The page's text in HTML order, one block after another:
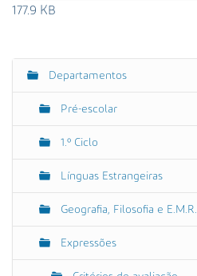
n
d
177.9 KB
N
Departamentos
Pré-escolar
1.º Ciclo
Línguas Estrangeiras
Geografia, Filosofia e E.M.R.
Expressões